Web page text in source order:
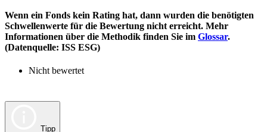
Wenn ein Fonds kein Rating hat, dann wurden die benötigten
Schwellenwerte für die Bewertung nicht erreicht. Mehr
Informationen über die Methodik finden Sie im Glossar.
(Datenquelle: ISS ESG)
Nicht bewertet
Tipp